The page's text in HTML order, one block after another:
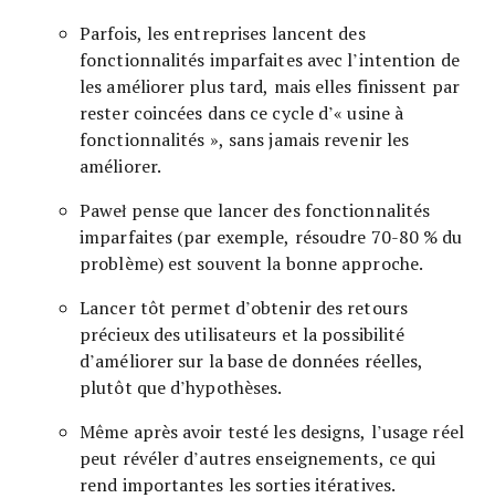
Parfois, les entreprises lancent des
fonctionnalités imparfaites avec l’intention de
les améliorer plus tard, mais elles finissent par
rester coincées dans ce cycle d’« usine à
fonctionnalités », sans jamais revenir les
améliorer.
Paweł pense que lancer des fonctionnalités
imparfaites (par exemple, résoudre 70-80 % du
problème) est souvent la bonne approche.
Lancer tôt permet d’obtenir des retours
précieux des utilisateurs et la possibilité
d’améliorer sur la base de données réelles,
plutôt que d’hypothèses.
Même après avoir testé les designs, l’usage réel
peut révéler d’autres enseignements, ce qui
rend importantes les sorties itératives.